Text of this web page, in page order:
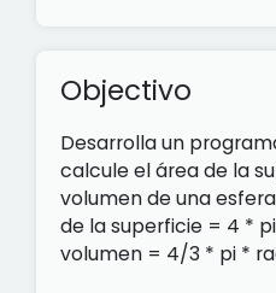
Objectivo
Desarrolla un
calcule el área de la
volumen de una
de la superficie = 4 *
volumen = 4/3 * pi *